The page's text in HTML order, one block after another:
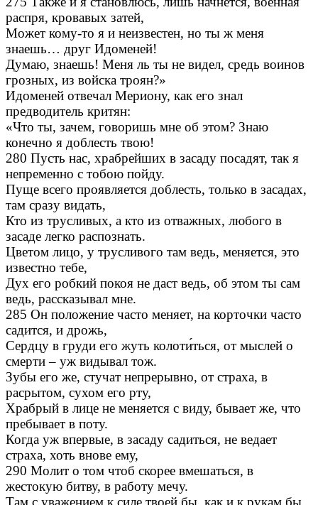
распря, кровавых затей,
Может кому-то я и неизвестен, но ты ж меня
знаешь… друг Идоменей!
Думаю, знаешь! Меня ль ты не видел, средь воинов
грозных, из войска троян?»
Идоменей отвечал Мериону, как его знал
предводитель критян:
«Что ты, зачем, говоришь мне об этом? Знаю
конечно я доблесть твою!
280 Пусть нас, храбрейших в засаду посадят, так я
непременно с тобою пойду.
Пуще всего проявляется доблесть, только в засадах,
там сразу видать,
Кто из трусливых, а кто из отважных, любого в
засаде легко распознать.
Цветом лицо, у трусливого там ведь, меняется, это
известно тебе,
Дух его робкий покоя не даст ведь, об этом ты сам
ведь, рассказывал мне.
285 Он положение часто меняет, на корточки часто
садится, и дрожь,
Сердцу в груди его жуть колоти́ться, от мыслей о
смерти – уж видывал тож.
Зубы его же, стучат непрерывно, от страха, в
расрытом, сухом его рту,
Храбрый в лице не меняется с виду, бывает же, что
пребывает в поту.
Когда уж впервые, в засаду садиться, не ведает
страха, хоть внове ему,
290 Молит о том чтоб скорее вмешаться, в
жестокую битву, в работу мечу.
Там с уважением к силе твоей бы, как и к рукам бы